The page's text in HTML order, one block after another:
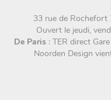
33 rue de Rochefort
Ouvert le jeudi,
De Paris : TER direct
Noorden Design